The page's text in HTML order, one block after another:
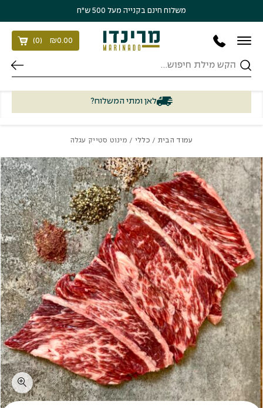
משלוח חינם בקנייה מעל 500 ש״ח
חיפוש
₪0.00
(
0
)
לאן ומתי המשלוח?
עמוד הבית / כללי / מינוט סטייק עגלה
כמות מינוט סטייק עגלה